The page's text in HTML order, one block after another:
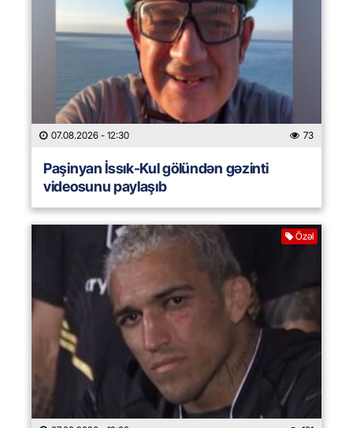
07.08.2026 - 12:30 73
Paşinyan İssık-Kul gölündən gəzinti
videosunu paylaşıb
Özəl